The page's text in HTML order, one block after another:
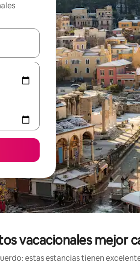
navegar usando las teclas de las
vacacionales mejor
estas estancias tienen